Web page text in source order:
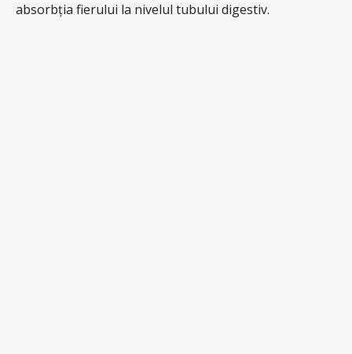
absorbția fierului la nivelul tubului digestiv.